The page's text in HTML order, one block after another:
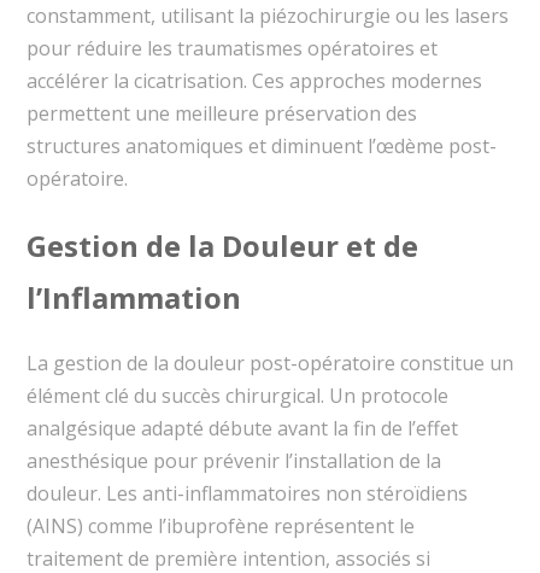
constamment, utilisant la piézochirurgie ou les lasers
pour réduire les traumatismes opératoires et
accélérer la cicatrisation. Ces approches modernes
permettent une meilleure préservation des
structures anatomiques et diminuent l’œdème post-
opératoire.
Gestion de la Douleur et de
l’Inflammation
La gestion de la douleur post-opératoire constitue un
élément clé du succès chirurgical. Un protocole
analgésique adapté débute avant la fin de l’effet
anesthésique pour prévenir l’installation de la
douleur. Les anti-inflammatoires non stéroïdiens
(AINS) comme l’ibuprofène représentent le
traitement de première intention, associés si